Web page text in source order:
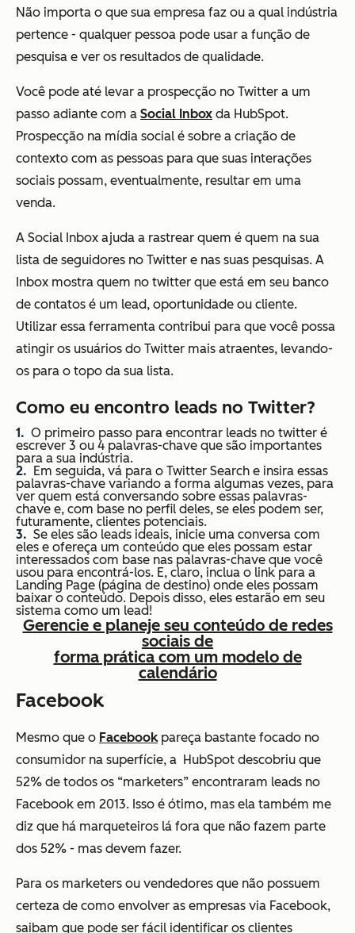
Não importa o que sua empresa faz ou a qual indústria
pertence - qualquer pessoa pode usar a função de
pesquisa e ver os resultados de qualidade.
Você pode até levar a prospecção no Twitter a um
passo adiante com a Social Inbox da HubSpot.
Prospecção na mídia social é sobre a criação de
contexto com as pessoas para que suas interações
sociais possam, eventualmente, resultar em uma
venda.
A Social Inbox ajuda a rastrear quem é quem na sua
lista de seguidores no Twitter e nas suas pesquisas. A
Inbox mostra quem no twitter que está em seu banco
de contatos é um lead, oportunidade ou cliente.
Utilizar essa ferramenta contribui para que você possa
atingir os usuários do Twitter mais atraentes, levando-
os para o topo da sua lista.
Como eu encontro leads no Twitter?
O primeiro passo para encontrar leads no twitter é
escrever 3 ou 4 palavras-chave que são importantes
para a sua indústria.
Em seguida, vá para o Twitter Search e insira essas
palavras-chave variando a forma algumas vezes, para
ver quem está conversando sobre essas palavras-
chave e, com base no perfil deles, se eles podem ser,
futuramente, clientes potenciais.
Se eles são leads ideais, inicie uma conversa com
eles e ofereça um conteúdo que eles possam estar
interessados com base nas palavras-chave que você
usou para encontrá-los. E, claro, inclua o link para a
Landing Page (página de destino) onde eles possam
baixar o conteúdo. Depois disso, eles estarão em seu
sistema como um lead!
Gerencie e planeje seu conteúdo de redes
sociais de
forma prática com um modelo de
calendário
Facebook
Mesmo que o Facebookpareça bastante focado no
consumidor na superfície, a HubSpot descobriu que
52% de todos os “marketers” encontraram leads no
Facebook em 2013. Isso é ótimo, mas ela também me
diz que há marqueteiros lá fora que não fazem parte
dos 52% - mas devem fazer.
Para os marketers ou vendedores que não possuem
certeza de como envolver as empresas via Facebook,
saibam que pode ser fácil identificar os clientes